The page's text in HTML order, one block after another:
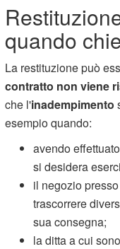
quando
La restituzione può
contratto non viene
che l'inadempimento
esempio quando:
avendo
si desidera
il negozio
trascorrere
sua consegna;
la ditta a cui